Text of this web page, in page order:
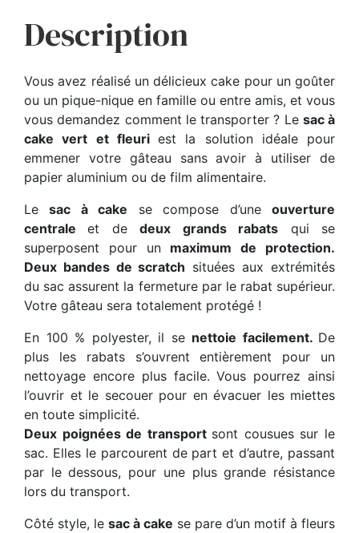
Description
Vous avez réalisé un délicieux cake pour un goûter
ou un pique-nique en famille ou entre amis, et vous
vous demandez comment le transporter ? Le sac à
cake vert et fleuri est la solution idéale pour
emmener votre gâteau sans avoir à utiliser de
papier aluminium ou de film alimentaire.
Lesac à cake se compose d’uneouverture
centraleet dedeux grands rabats qui se
superposent pour un maximum de protection.
Deux bandes de scratch situées aux extrémités
du sac assurent la fermeture par le rabat supérieur.
Votre gâteau sera totalement protégé !
En 100 % polyester, il se nettoie facilement. De
plus les rabats s’ouvrent entièrement pour un
nettoyage encore plus facile. Vous pourrez ainsi
l’ouvrir et le secouer pour en évacuer les miettes
en toute simplicité.
Deux poignées de transport sont cousues sur le
sac. Elles le parcourent de part et d’autre, passant
par le dessous, pour une plus grande résistance
lors du transport.
Côté style, lesac à cake se pare d’un motif à fleurs